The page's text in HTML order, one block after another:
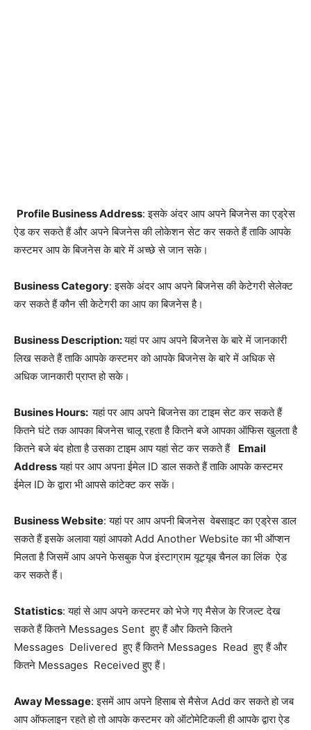
Profile Business Address: इसके अंदर आप अपने बिजनेस का एड्रेस
ऐड कर सकते हैं और अपने बिजनेस की लोकेशन सेट कर सकते हैं ताकि आपके
कस्टमर आप के बिजनेस के बारे में अच्छे से जान सके।
Business Category: इसके अंदर आप अपने बिजनेस की केटेगरी सेलेक्ट
कर सकते हैं कौन सी केटेगरी का आप का बिजनेस है।
Business Description:यहां पर आप अपने बिजनेस के बारे में जानकारी
लिख सकते हैं ताकि आपके कस्टमर को आपके बिजनेस के बारे में अधिक से
अधिक जानकारी प्राप्त हो सके।
Busines Hours:यहां पर आप अपने बिजनेस का टाइम सेट कर सकते हैं
कितने घंटे तक आपका बिजनेस चालू रहता है कितने बजे आपका ऑफिस खुलता है
कितने बजे बंद होता है उसका टाइम आप यहां सेट कर सकते हैं Email
Addressयहां पर आप अपना ईमेल ID डाल सकते हैं ताकि आपके कस्टमर
ईमेल ID के द्वारा भी आपसे कांटेक्ट कर सकें।
Business Website: यहां पर आप अपनी बिजनेस वेबसाइट का एड्रेस डाल
सकते हैं इसके अलावा यहां आपको Add Another Website का भी ऑप्शन
मिलता है जिसमें आप अपने फेसबुक पेज इंस्टाग्राम यूट्यूब चैनल का लिंक ऐड
कर सकते हैं।
Statistics: यहां से आप अपने कस्टमर को भेजे गए मैसेज के रिजल्ट देख
सकते हैं कितने Messages Sent हुए हैं और कितने कितने
Messages Delivered हुए हैं कितने Messages Read हुए हैं और
कितने Messages Received हुए हैं।
Away Message: इसमें आप अपने हिसाब से मैसेज Add कर सकते हो जब
आप ऑफलाइन रहते हो तो आपके कस्टमर को ऑटोमेटिकली ही आपके द्वारा ऐड